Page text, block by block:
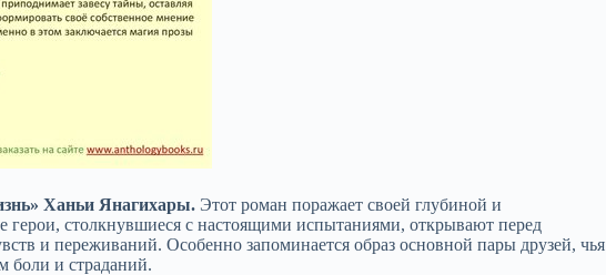
Ханьи Янагихары. Этот роман поражает своей глубиной и
столкнувшиеся с настоящими испытаниями, открывают перед
и переживаний. Особенно запоминается образ основной пары друзей, чья
боли и страданий.